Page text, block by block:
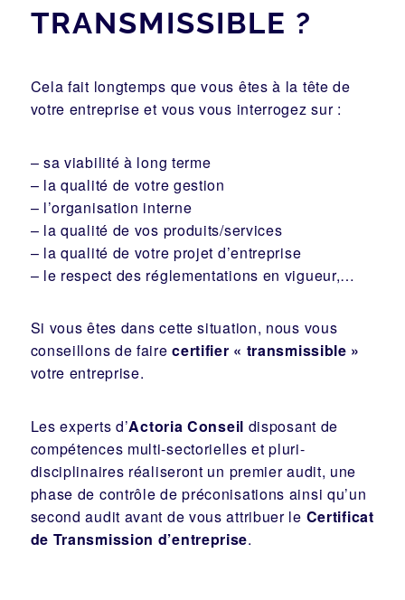
TRANSMISSIBLE ?
Cela fait longtemps que vous êtes à la tête de
votre entreprise et vous vous interrogez sur :
– sa viabilité à long terme
– la qualité de votre gestion
– l’organisation interne
– la qualité de vos produits/services
– la qualité de votre projet d’entreprise
– le respect des réglementations en vigueur,…
Si vous êtes dans cette situation, nous vous
conseillons de fairecertifier « transmissible »
votre entreprise.
Les experts d’Actoria Conseil disposant de
compétences multi-sectorielles et pluri-
disciplinaires réaliseront un premier audit, une
phase de contrôle de préconisations ainsi qu’un
second audit avant de vous attribuer le Certificat
de Transmission d’entreprise.